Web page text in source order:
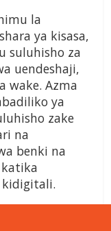
la
ya kisasa,
suluhisho za
uendeshaji,
wake. Azma
ya
zake
na
benki na
kidigitali.